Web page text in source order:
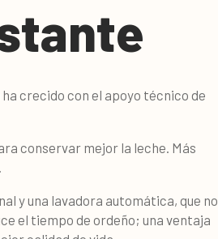
crecido con el apoyo técnico de
conservar mejor la leche. Más
y una lavadora automática, que no
el tiempo de ordeño; una ventaja